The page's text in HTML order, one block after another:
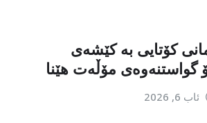
کۆتایی بە کێشەی
گواستنەوەی مۆڵەت هێنا
ئاب 6, 2026